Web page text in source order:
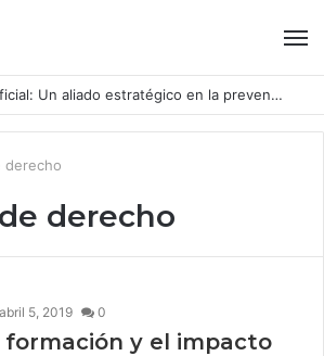
Inteligencia Artificial: Un aliado estratégico en la prevención del acoso y la violencia laboral bajo la Ley Karin
derecho
derecho
abril 5, 2019 0
formación y el impacto